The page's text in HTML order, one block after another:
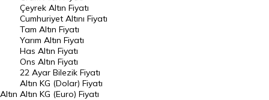
Endeksler
DÖVİZ
Döviz Kuru
Dolar Kuru
Altın
Çeyrek Altın Fiyatı
Cumhuriyet Altını Fiyatı
Tam Altın Fiyatı
Yarım Altın Fiyatı
Has Altın Fiyatı
Ons Altın Fiyatı
22 Ayar Bilezik Fiyatı
Altın KG (Dolar) Fiyatı
Altın KG (Euro) Fiyatı